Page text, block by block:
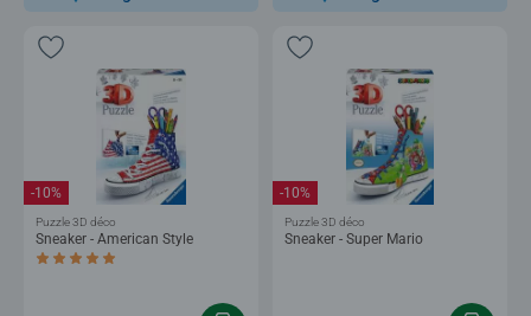
Sneaker - American Style
Average rating 5,0 out of 5 stars.
-10%
Puzzle 3D déco
Sneaker - Super Mario
-10%
Puzzle 3D déco